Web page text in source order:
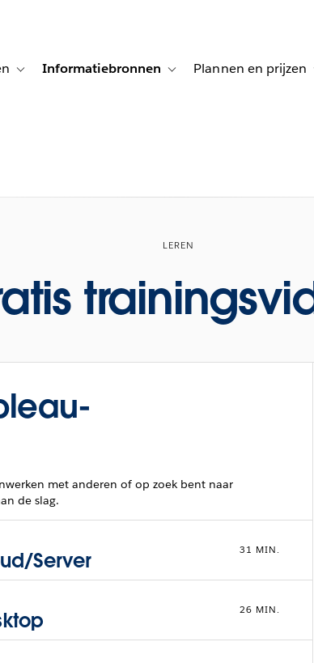
for Klanten aan het woord
Toggle sub-navigation for Oplossingen
Informatiebronnen Toggle sub-navigation for
Plannen en prijzen
LEREN
met anderen of op zoek bent naar
de slag.
Server
31 MIN.
26 MIN.